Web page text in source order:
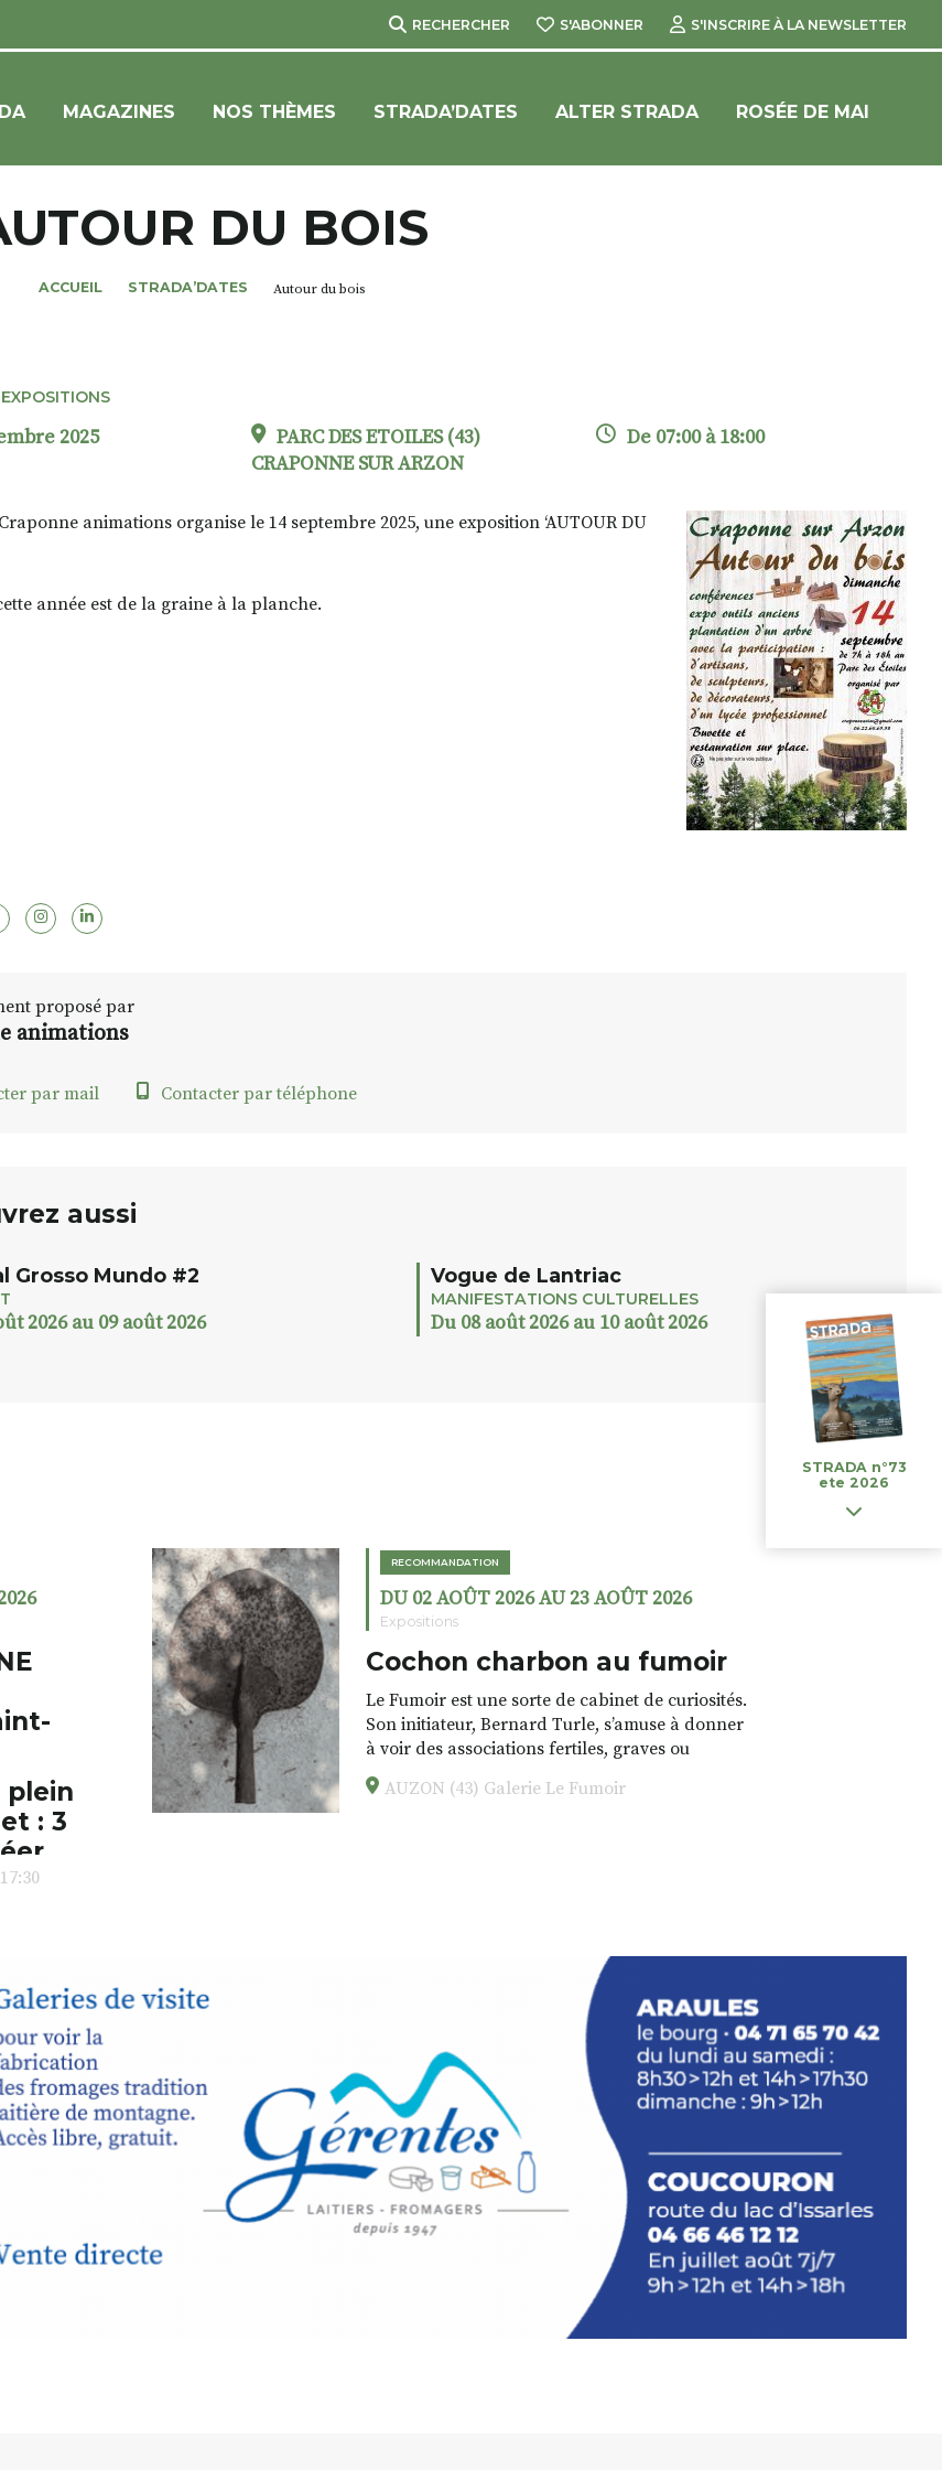
RECHERCHER S'ABONNER S'INSCRIRE À LA NEWSLETTER
MAGAZINES NOS THÈMES STRADA’DATES ALTER STRADA ROSÉE DE MAI
DU BOIS
ACCUEIL STRADA’DATES Autour du bois
EXPOSITIONS
2025
PARC DES ETOILES (43)
CRAPONNE SUR ARZON
De 07:00 à 18:00
animations organise le 14 septembre 2025, une exposition ‘AUTOUR DU
année est de la graine à la planche.
proposé par
animations
par mail Contacter par téléphone
aussi
Grosso Mundo #2
2026 au 09 août 2026
Vogue de Lantriac
MANIFESTATIONS CULTURELLES
Du 08 août 2026 au 10 août 2026
plein
: 3
unstage
tous les
30
RECOMMANDATION
DU 02 AOÛT 2026 AU 23 AOÛT 2026
Expositions
Cochon charbon au fumoir
Le Fumoir est une sorte de cabinet de curiosités.
Son initiateur, Bernard Turle, s’amuse à donner
à voir des associations fertiles, graves ou
drôles, parfois fumeuses. Des oeuvres
éclectiques font. liens avec les histoires un peu
Programmée en off du festival d’Auzon, cette
expo-installation temporaire vous livre une
raison de plus d’aller faire un tour dans la cité
médiévale du Brivadois cet été.
INTERVIEW
STRADA Bernard Turle, vous avez ouvert une
AUZON (43) Galerie Le Fumoir
STRADA n°73
ete 2026